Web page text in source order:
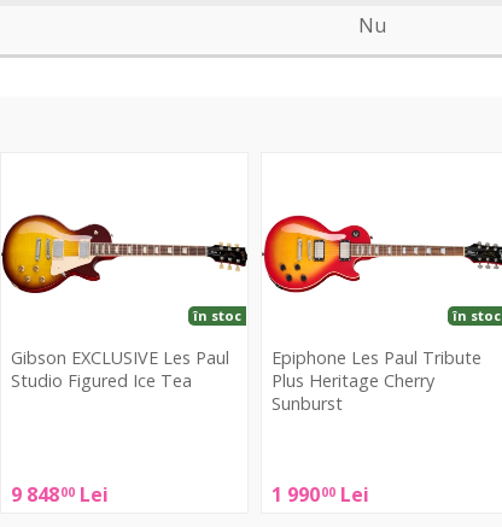
Nu
Paul
Studio
Figured
Gibson EXCLUSIVE Les Paul
Studio Figured Ice Tea
9 84800 Lei
în stoc
Les
Tribute
Plus
Heritage
Epiphone Les Paul Tribute
Plus Heritage Cherry
Sunburst
1 99000 Lei
în stoc
Les